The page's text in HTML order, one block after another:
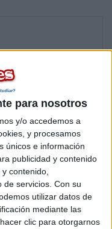
para nosotros
y/o accedemos a
y procesamos
únicos e información
publicidad y contenido
contenido,
servicios. Con su
utilizar datos de
mediante las
clic para otorgarnos